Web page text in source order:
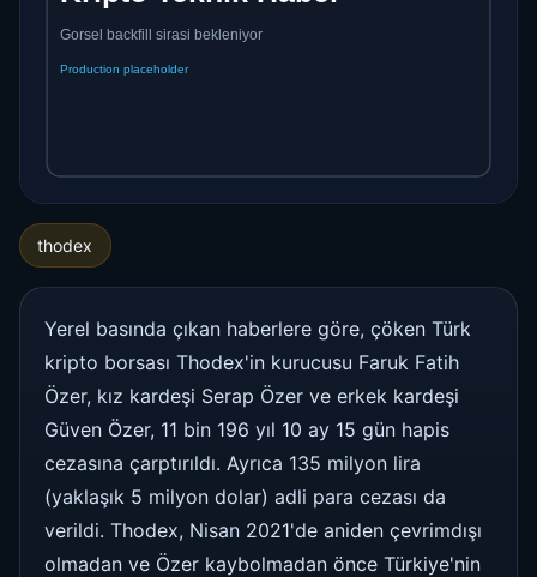
thodex
Yerel basında çıkan haberlere göre, çöken Türk
kripto borsası Thodex'in kurucusu Faruk Fatih
Özer, kız kardeşi Serap Özer ve erkek kardeşi
Güven Özer, 11 bin 196 yıl 10 ay 15 gün hapis
cezasına çarptırıldı. Ayrıca 135 milyon lira
(yaklaşık 5 milyon dolar) adli para cezası da
verildi. Thodex, Nisan 2021'de aniden çevrimdışı
olmadan ve Özer kaybolmadan önce Türkiye'nin